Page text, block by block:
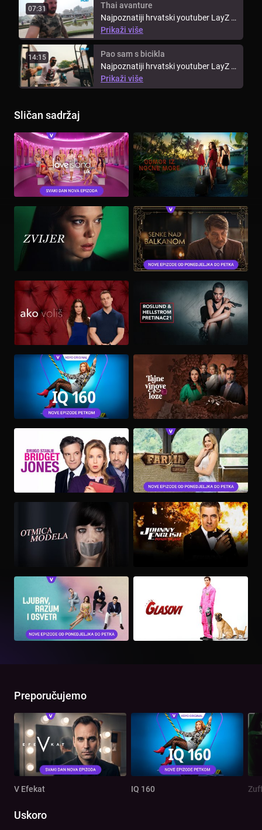
07:31
Thai avanture
Najpoznatiji hrvatski youtuber LayZ i
travel bloger Kristijan Iličić ...
Prikaži više
14:15
Pao sam s bicikla
Najpoznatiji hrvatski youtuber LayZ i
travel bloger Kristijan Iličić ...
Prikaži više
Sličan sadržaj
Preporučujemo
V Efekat IQ 160
Uskoro